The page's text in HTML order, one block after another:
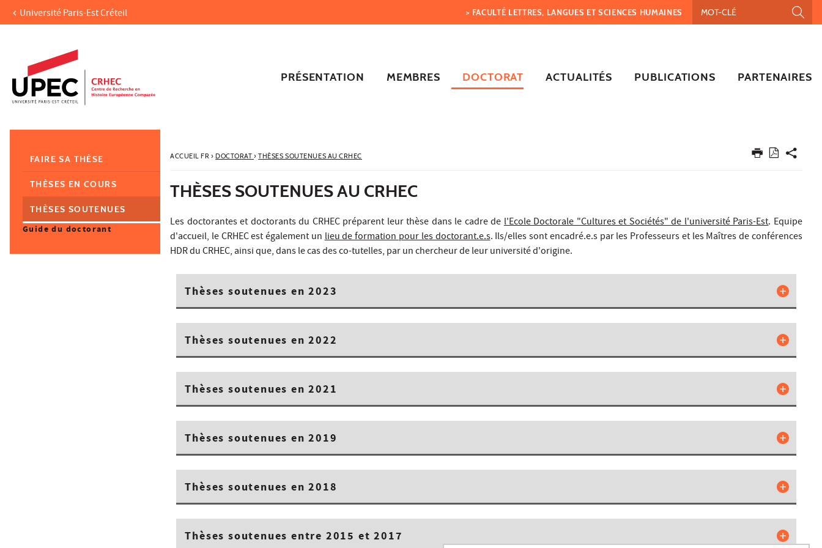
Aller au contenu
Recherche
Navigation secondaire
Université Paris-Est Créteil > FACULTÉ LETTRES, LANGUES ET SCIENCES HUMAINES
PRÉSENTATION MEMBRES DOCTORAT ACTUALITÉS PUBLICATIONS PARTENAIRES
ACCUEIL FR› DOCTORAT› THÈSES SOUTENUES AU CRHEC
THÈSES SOUTENUES AU CRHEC
Les doctorantes et doctorants du CRHEC préparent leur thèse dans le cadre del'Ecole Doctorale "Cultures et Sociétés" de l'université Paris-Est. Equipe
d'accueil, le CRHEC est également unlieu de formation pour les doctorant.e.s. Ils/elles sont encadré.e.s par les Professeurs et les Maîtres de conférences
HDR du CRHEC, ainsi que, dans le cas des co-tutelles, par un chercheur de leur université d'origine.
Thèses soutenues en 2023
Thèses soutenues en 2022
Thèses soutenues en 2021
Thèses soutenues en 2019
Thèses soutenues en 2018
Thèses soutenues entre 2015 et 2017
FAIRE SA THÈSE
THÈSES EN COURS
THÈSES SOUTENUES
Guide du doctorant